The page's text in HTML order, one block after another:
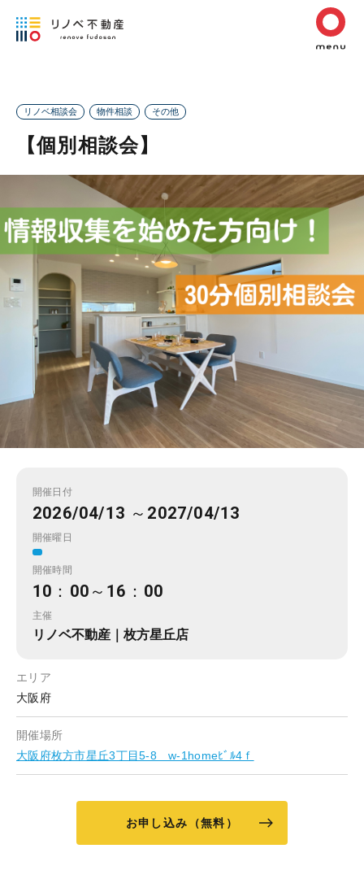
リノベ相談会 物件相談 その他
【個別相談会】
開催日付
2026/04/13 ～2027/04/13
開催曜日
開催時間
10：00～16：00
主催
リノベ不動産｜枚方星丘店
エリア
大阪府
開催場所
大阪府枚方市星丘3丁目5-8 w-1homeﾋﾞﾙ4ｆ
お申し込み（無料）